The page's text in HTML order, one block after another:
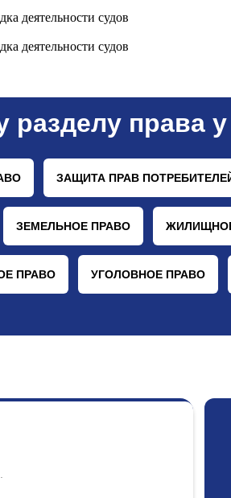
деятельности судов
деятельности судов